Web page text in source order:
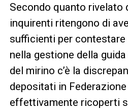
Secondo quanto rivelato
inquirenti ritengono di
sufficienti per
nella gestione della
del mirino c’è la
depositati in
effettivamente ricoperti